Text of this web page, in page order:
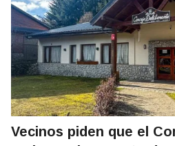
Vecinos piden que el